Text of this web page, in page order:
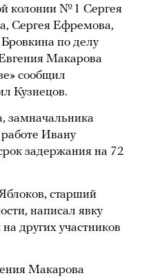
колонии № 1 Сергея
Сергея Ефремова,
по делу
Макарова
сообщил
Кузнецов.
замначальника
Ивану
задержания на 72
старший
написал явку
других участников
Макарова